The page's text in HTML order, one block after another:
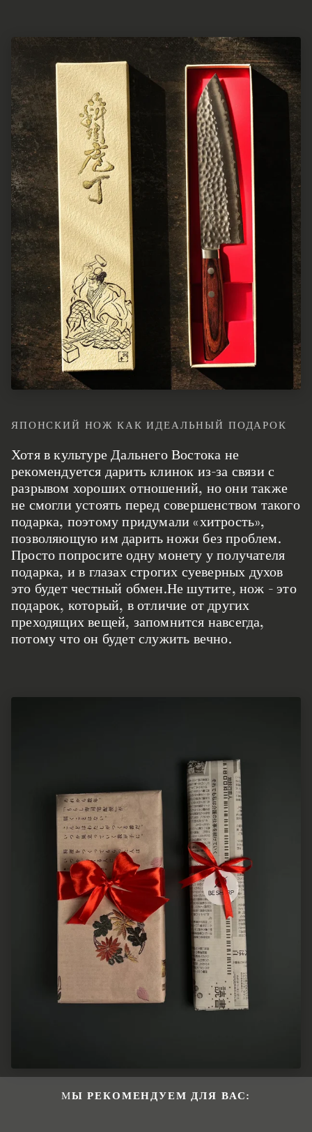
ЯПОНСКИЙ НОЖ КАК ИДЕАЛЬНЫЙ ПОДАРОК
Хотя в культуре Дальнего Востока не
рекомендуется дарить клинок из-за связи с
разрывом хороших отношений, но они также
не смогли устоять перед совершенством такого
подарка, поэтому придумали «хитрость»,
позволяющую им дарить ножи без проблем.
Просто попросите одну монету у получателя
подарка, и в глазах строгих суеверных духов
это будет честный обмен.Не шутите, нож - это
подарок, который, в отличие от других
преходящих вещей, запомнится навсегда,
потому что он будет служить вечно.
МЫ РЕКОМЕНДУЕМ ДЛЯ ВАС: